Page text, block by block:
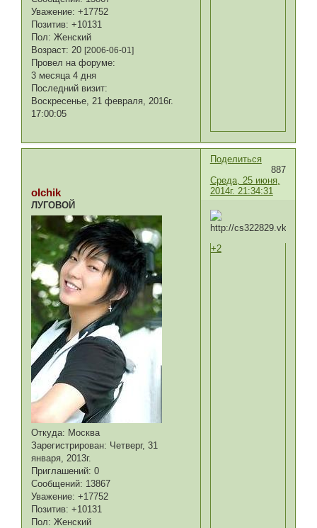
Уважение: +17752
Позитив: +10131
Пол: Женский
Возраст: 20[2006-06-01]
Провел на форуме:
3 месяца 4 дня
Последний визит:
Воскресенье, 21 февраля, 2016г.
17:00:05
Поделиться
887
Среда, 25 июня,
2014г. 21:34:31
olchik
ЛУГОВОЙ
Откуда: Москва
Зарегистрирован: Четверг, 31
января, 2013г.
Приглашений: 0
Сообщений: 13867
Уважение: +17752
Позитив: +10131
Пол: Женский
+2